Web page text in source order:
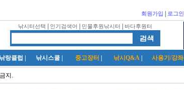
회원가입 로그인
낚시터선택 인기검색어 민물후원낚시터 바다후원터
낚랑클럽 낚시스쿨 중고장터 낚시Q&A 사용기/강좌
지.